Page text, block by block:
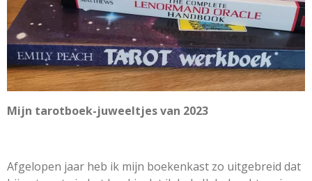
Mijn tarotboek-juweeltjes van 2023
Afgelopen jaar heb ik mijn boekenkast zo uitgebreid dat